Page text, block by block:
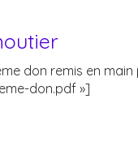
don remis en main
don.pdf »]